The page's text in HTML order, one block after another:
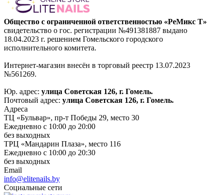
Общество с ограниченной ответственностью «РеМикс Т»
свидетельство о гос. регистрации №491381887 выдано
18.04.2023 г. решением Гомельского городского
исполнительного комитета.
Интернет-магазин внесён в торговый реестр 13.07.2023
№561269.
Юр. адрес: улица Советская 126, г. Гомель.
Почтовый адрес: улица Советская 126, г. Гомель.
Адреса
ТЦ «Бульвар», пр-т Победы 29, место 30
Ежедневно с 10:00 до 20:00
без выходных
ТРЦ «Мандарин Плаза», место 116
Ежедневно с 10:00 до 20:30
без выходных
Email
info@elitenails.by
Социальные сети